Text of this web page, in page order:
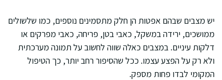
יש מצבים שבהם אפטות הן חלק מתסמינים נוספים, כמו שלשולים
ממושכים, ירידה במשקל, כאבי בטן, פריחה, כאבי מפרקים או
דלקות עיניים. במצבים כאלה שווה לחשוב על תמונה מערכתית
ולא רק על הפצע עצמו. ככל שהסיפור רחב יותר, כך הטיפול
המקומי לבדו פחות מספק.